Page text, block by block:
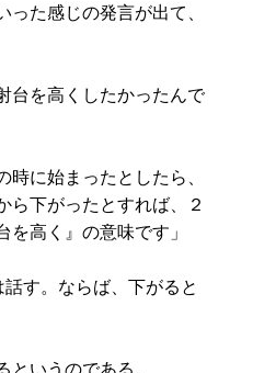
た感じの発言が出て、
台を高くしたかったんで
に始まったとしたら、
ら下がったとすれば、２
高く』の意味です」
す。ならば、下がると